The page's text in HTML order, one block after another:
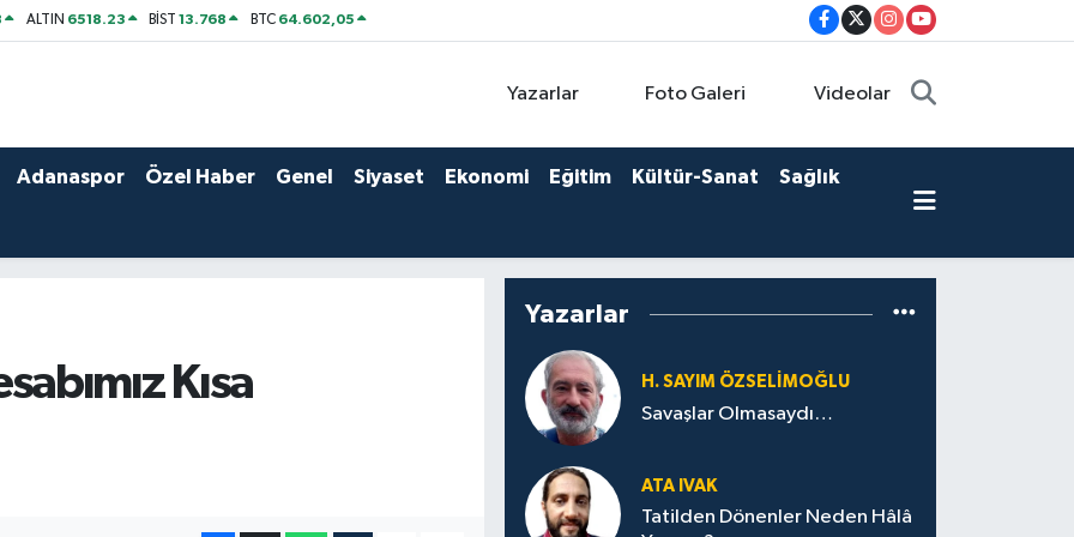
ALTIN 6518.23 BİST13.768 BTC 64.602,05
Yazarlar Foto Galeri Videolar
Adanaspor Özel Haber Genel Siyaset Ekonomi Eğitim Kültür-Sanat Sağlık
Kısa
Yazarlar
H. SAYIM ÖZSELİMOĞLU
Savaşlar Olmasaydı…
ATA IVAK
Tatilden Dönenler Neden Hâlâ